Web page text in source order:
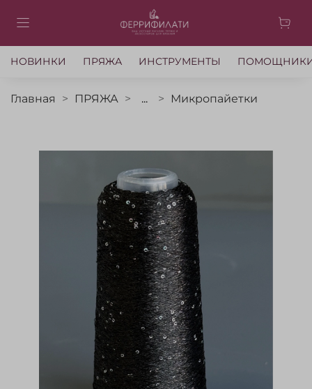
НОВИНКИ ПРЯЖА ИНСТРУМЕНТЫ
Главная ПРЯЖА ... Микропайетки